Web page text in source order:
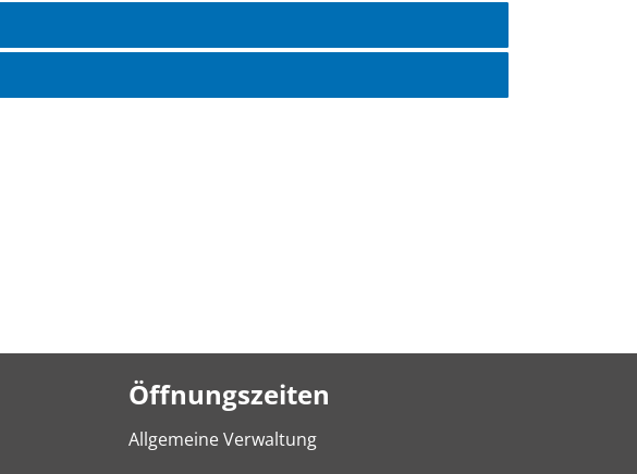
Öffnungszeiten
Allgemeine Verwaltung